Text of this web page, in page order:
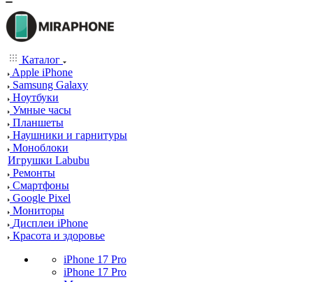
Каталог
Apple iPhone
Samsung Galaxy
Ноутбуки
Умные часы
Планшеты
Наушники и гарнитуры
Моноблоки
Игрушки Labubu
Ремонты
Смартфоны
Google Pixel
Мониторы
Дисплеи iPhone
Красота и здоровье
iPhone 17 Pro
iPhone 17 Pro